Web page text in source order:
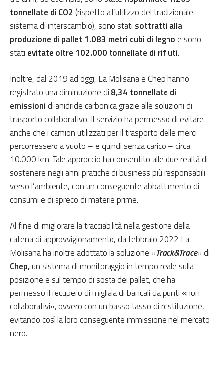
tonnellate di CO2 (rispetto all’utilizzo del tradizionale
sistema di interscambio), sono stati sottratti alla
produzione di pallet 1.083 metri cubi di legno e sono
stati evitate oltre 102.000 tonnellate di rifiuti.
Inoltre, dal 2019 ad oggi, La Molisana e Chep hanno
registrato una diminuzione di 8,34 tonnellate di
emissioni di anidride carbonica grazie alle soluzioni di
trasporto collaborativo. Il servizio ha permesso di evitare
anche che i camion utilizzati per il trasporto delle merci
percorressero a vuoto – e quindi senza carico – circa
10.000 km. Tale approccio ha consentito alle due realtà di
sostenere negli anni pratiche di business più responsabili
verso l’ambiente, con un conseguente abbattimento di
consumi e di spreco di materie prime.
Al fine di migliorare la tracciabilità nella gestione della
catena di approvvigionamento, da febbraio 2022 La
Molisana ha inoltre adottato la soluzione «Track&Trace» di
Chep,un sistema di monitoraggio in tempo reale sulla
posizione e sul tempo di sosta dei pallet, che ha
permesso il recupero di migliaia di bancali da punti «non
collaborativi», ovvero con un basso tasso di restituzione,
evitando così la loro conseguente immissione nel mercato
nero.